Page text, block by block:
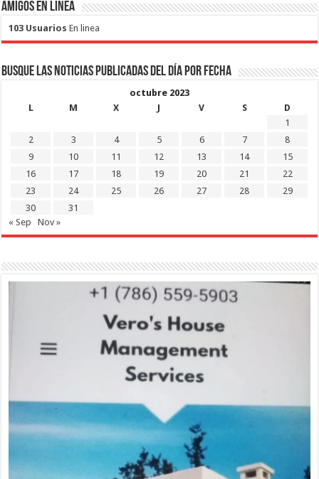
Amigos en Linea
103 Usuarios En linea
Busque las noticias publicadas del día por fecha
octubre 2023
L
M X J V S
D
1
2
3 4 5 6 7
8
9
10 11 12 13 14
15
16
17 18 19 20 21
22
23
24 25 26 27 28
29
30
31
« Sep
Nov »